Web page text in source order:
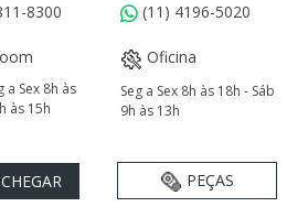
8300
(11) 4196-5020
a Sex 8h às
às 15h
Oficina
Seg a Sex 8h às 18h - Sáb
9h às 13h
PEÇAS